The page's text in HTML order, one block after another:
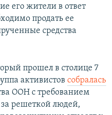
его жители в ответ
продать ее
средства
прошел в столице 7
активистов собралась
ООН с требованием
решеткой людей,